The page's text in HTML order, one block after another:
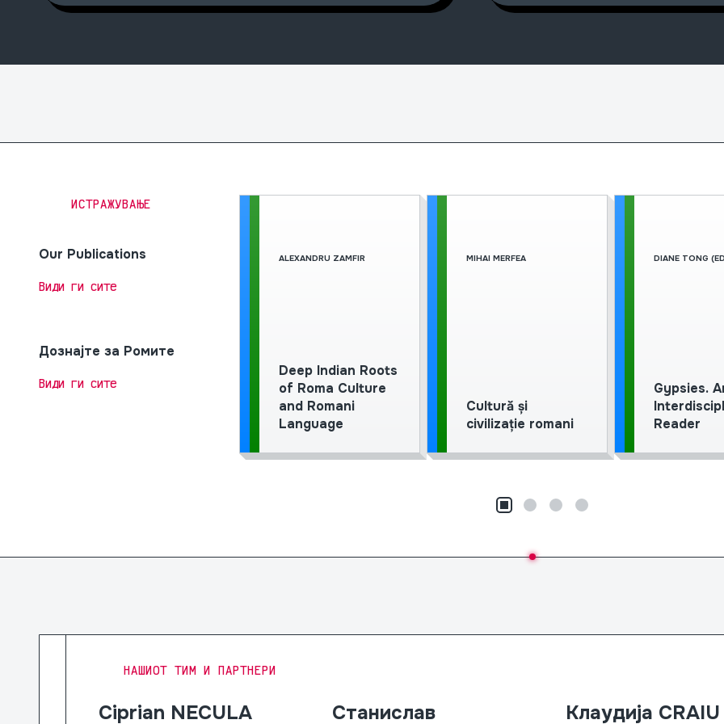
ИСТРАЖУВАЊЕ
Our Publications
Види ги сите
Дознајте за Ромите
Види ги сите
ALEXANDRU ZAMFIR
Deep Indian Roots
of Roma Culture
and Romani
Language
Deep Indian
MIHAI MERFEA
Cultură și
civilizație romani
DIANE TONG
Gypsies.
Reader
НАШИОТ ТИМ И ПАРТНЕРИ
Ciprian NECULA Ciprian NECULA извршен
Станислав Клаудија CRAIU